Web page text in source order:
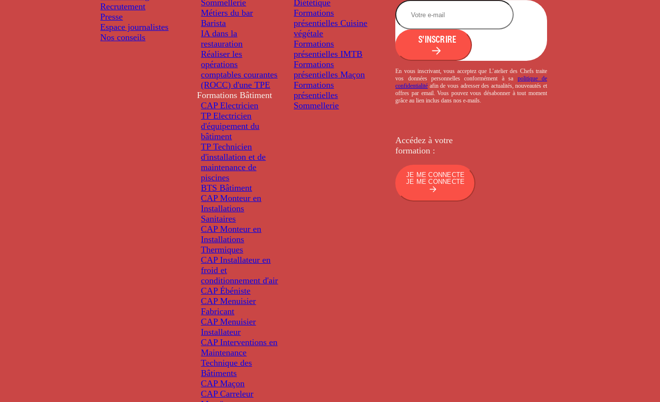
Recrutement
Presse
Espace journalistes
Nos conseils
Sommellerie
Métiers du bar
Barista
IA dans la
restauration
Réaliser les
opérations
comptables courantes
(ROCC) d'une TPE
Formations Bâtiment
CAP Electricien
TP Electricien
d'équipement du
bâtiment
TP Technicien
d'installation et de
maintenance de
piscines
BTS Bâtiment
CAP Monteur en
Installations
Sanitaires
CAP Monteur en
Installations
Thermiques
CAP Installateur en
froid et
conditionnement d'air
CAP Ébéniste
CAP Menuisier
Fabricant
CAP Menuisier
Installateur
CAP Interventions en
Maintenance
Technique des
Bâtiments
CAP Maçon
CAP Carreleur
Diététique
Formations
présentielles Cuisine
végétale
Formations
présentielles IMTB
Formations
présentielles Maçon
Formations
présentielles
Sommellerie
S'INSCRIRE
En vous inscrivant, vous acceptez que L’atelier des Chefs traite
vos données personnelles conformément à sa politique de
confidentialité afin de vous adresser des actualités, nouveautés et
offres par email. Vous pouvez vous désabonner à tout moment
grâce au lien inclus dans nos e-mails.
Accédez à votre
formation :
JE ME CONNECTE
JE ME CONNECTE